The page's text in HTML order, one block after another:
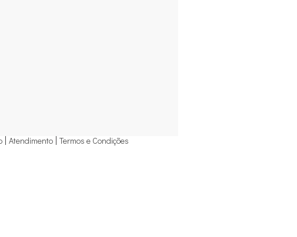
Atendimento Termos e Condições